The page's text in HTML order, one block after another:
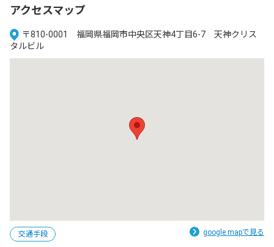
アクセスマップ
〒810-0001 福岡県福岡市中央区天神4丁目6-7 天神クリス
タルビル
google mapで見る
交通手段